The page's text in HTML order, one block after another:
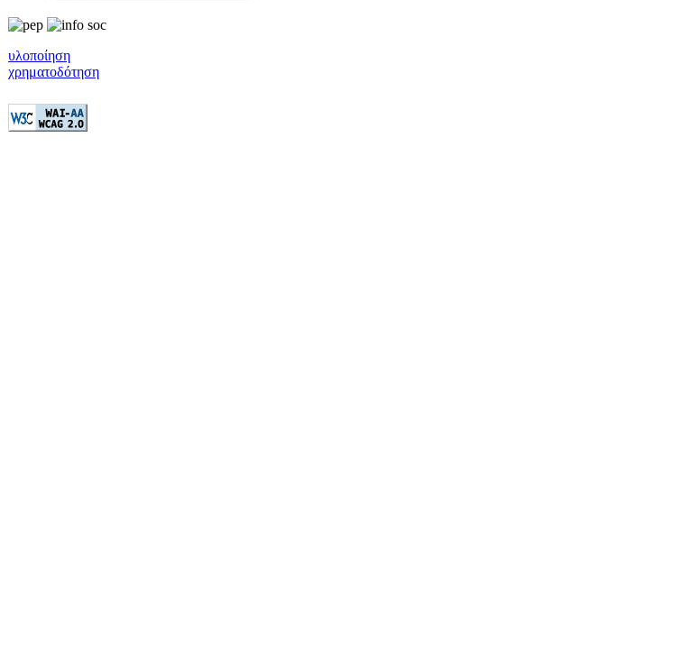
υλοποίηση
χρηματοδότηση